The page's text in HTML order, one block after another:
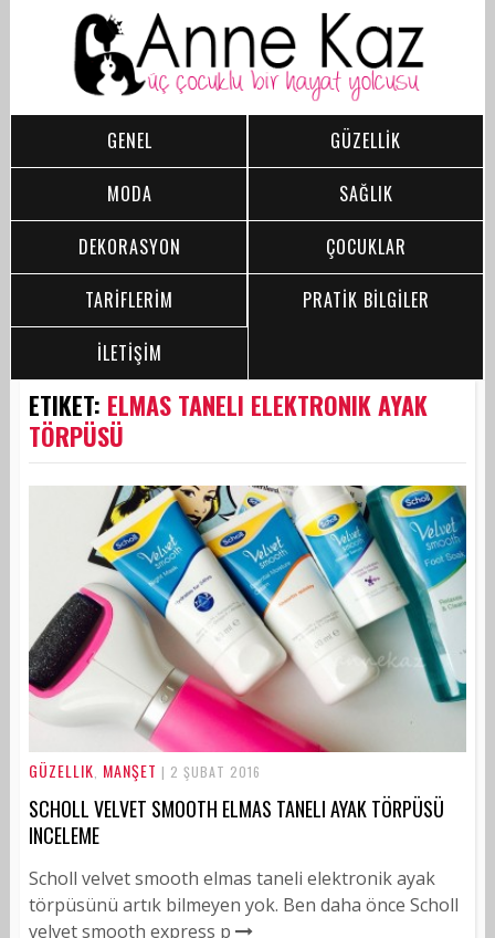
GENEL
GÜZELLİK
MODA
SAĞLIK
DEKORASYON
ÇOCUKLAR
TARİFLERİM
PRATİK BİLGİLER
İLETİŞİM
ETIKET: ELMAS TANELI ELEKTRONIK AYAK
TÖRPÜSÜ
GÜZELLIK MANŞET | 2 ŞUBAT 2016
SCHOLL VELVET SMOOTH ELMAS TANELI AYAK TÖRPÜSÜ
INCELEME
Scholl velvet smooth elmas taneli elektronik ayak
törpüsünü artık bilmeyen yok. Ben daha önce Scholl
velvet smooth express p